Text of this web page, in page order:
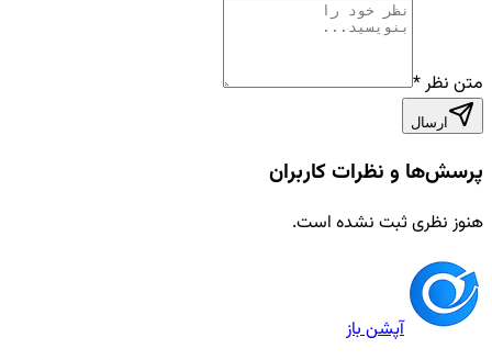
متن نظر*
ارسال
پرسش‌ها و نظرات کاربران
هنوز نظری ثبت نشده است.
آپشن باز